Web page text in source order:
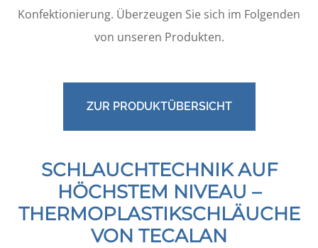
Konfektionierung. Überzeugen Sie sich im Folgenden
von unseren Produkten.
ZUR PRODUKTÜBERSICHT
SCHLAUCHTECHNIK AUF
HÖCHSTEM NIVEAU –
THERMOPLASTIKSCHLÄUCHE
VON TECALAN